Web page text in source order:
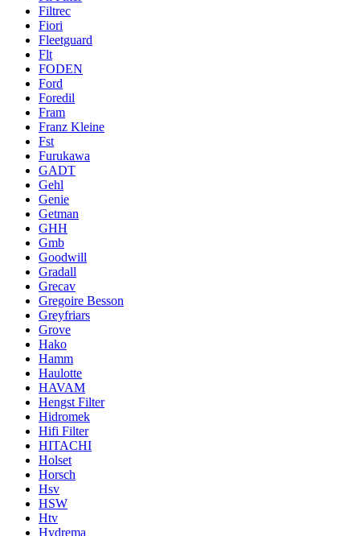
Filtrec
Fiori
Fleetguard
Flt
FODEN
Ford
Foredil
Fram
Franz Kleine
Fst
Furukawa
GADT
Gehl
Genie
Getman
GHH
Gmb
Goodwill
Gradall
Grecav
Gregoire Besson
Greyfriars
Grove
Hako
Hamm
Haulotte
HAVAM
Hengst Filter
Hidromek
Hifi Filter
HITACHI
Holset
Horsch
Hsv
HSW
Htv
Hydrema